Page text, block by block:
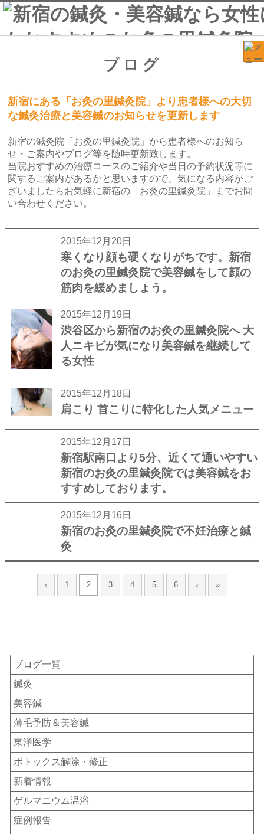
ブログ
新宿にある「お灸の里鍼灸院」より患者様への大切
な鍼灸治療と美容鍼のお知らせを更新します
新宿の鍼灸院「お灸の里鍼灸院」から患者様へのお知ら
せ・ご案内やブログ等を随時更新致します。
当院おすすめの治療コースのご紹介や当日の予約状況等に
関するご案内があるかと思いますので、気になる内容がご
ざいましたらお気軽に新宿の「お灸の里鍼灸院」までお問
い合わせください。
2015年12月20日
寒くなり顔も硬くなりがちです。新宿
のお灸の里鍼灸院で美容鍼をして顔の
筋肉を緩めましょう。
2015年12月19日
渋谷区から新宿のお灸の里鍼灸院へ 大
人ニキビが気になり美容鍼を継続して
る女性
2015年12月18日
肩こり 首こりに特化した人気メニュー
2015年12月17日
新宿駅南口より5分、近くて通いやすい
新宿のお灸の里鍼灸院では美容鍼をお
すすめしております。
2015年12月16日
新宿のお灸の里鍼灸院で不妊治療と鍼
灸
‹ 1 2 3 4 5 6 › »
ブログ一覧
鍼灸
美容鍼
薄毛予防＆美容鍼
東洋医学
ボトックス解除・修正
新着情報
ゲルマニウム温浴
症例報告